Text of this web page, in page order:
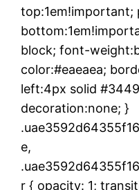
top:1em!important;
block; font-
color:#eaeaea;
left:4px solid
decoration:none; }
e,
r { opacity: 1;